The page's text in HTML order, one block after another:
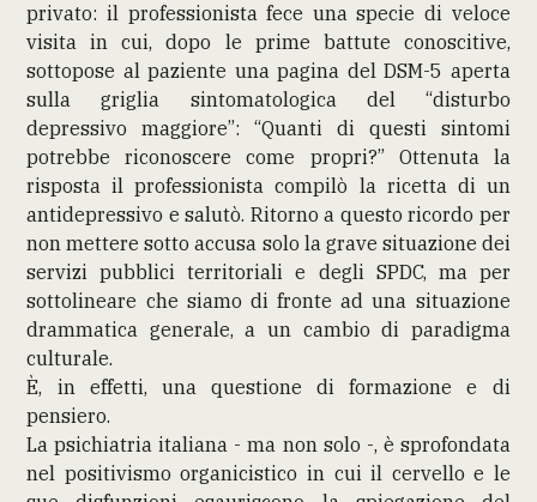
privato: il professionista fece una specie di veloce
visita in cui, dopo le prime battute conoscitive,
sottopose al paziente una pagina del DSM-5 aperta
sulla griglia sintomatologica del “disturbo
depressivo maggiore”: “Quanti di questi sintomi
potrebbe riconoscere come propri?” Ottenuta la
risposta il professionista compilò la ricetta di un
antidepressivo e salutò. Ritorno a questo ricordo per
non mettere sotto accusa solo la grave situazione dei
servizi pubblici territoriali e degli SPDC, ma per
sottolineare che siamo di fronte ad una situazione
drammatica generale, a un cambio di paradigma
culturale.
È, in effetti, una questione di formazione e di
pensiero.
La psichiatria italiana - ma non solo -, è sprofondata
nel positivismo organicistico in cui il cervello e le